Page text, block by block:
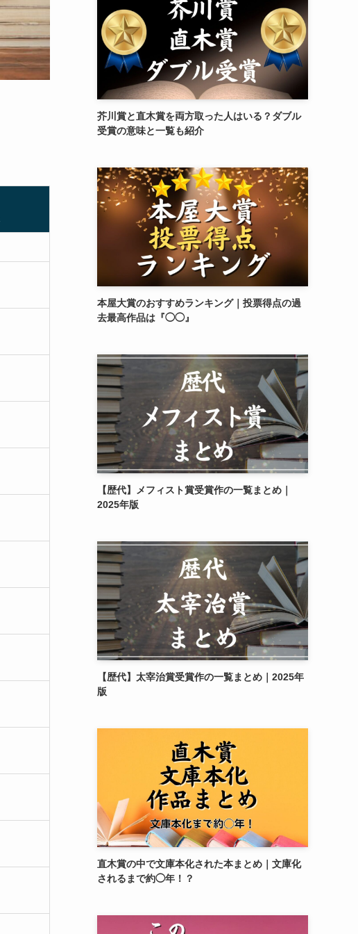
芥川賞と直木賞を両方取った人はいる？ダブル
受賞の意味と一覧も紹介
本屋大賞のおすすめランキング｜投票得点の過
去最高作品は『◯◯』
【歴代】メフィスト賞受賞作の一覧まとめ｜
2025年版
【歴代】太宰治賞受賞作の一覧まとめ｜2025年
版
直木賞の中で文庫本化された本まとめ｜文庫化
されるまで約◯年！？